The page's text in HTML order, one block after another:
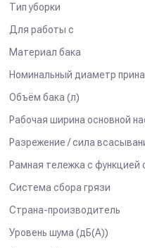
Тип уборки
Для работы с
Материал бака
Объём бака (л)
Система сбора грязи
Страна-производитель
Уровень шума (дБ(А))